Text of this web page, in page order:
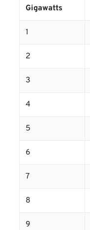
Gigawatts
1
2
3
4
5
6
7
8
9